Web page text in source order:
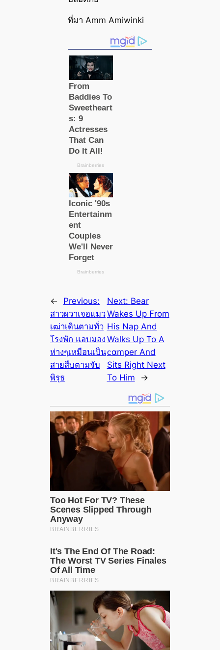
ที่มา Amm Amiwinki
←
Previous:
สาวผวาเจอแมว
เฒ่าเดินตามทั่ว
โรงพัก แอบมอง
ห่างๆเหมือนเป็น
สายสืบตามจับ
พิรุธ
Next: Bear
Wakes Up From
His Nap And
Walks Up To A
ᴄαmper And
Sits Right Next
To Him
→